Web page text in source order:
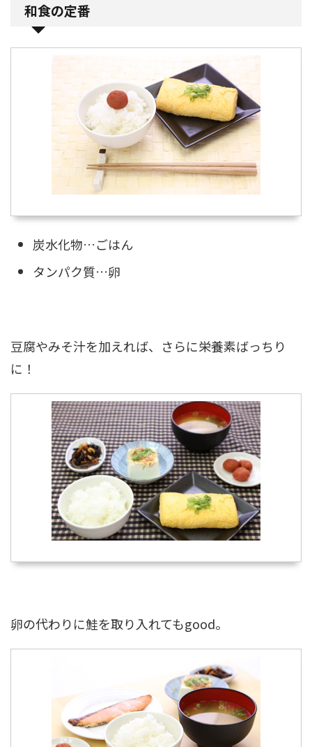
和食の定番
炭水化物…ごはん
タンパク質…卵
豆腐やみそ汁を加えれば、さらに栄養素ばっちり
に！
卵の代わりに鮭を取り入れてもgood。